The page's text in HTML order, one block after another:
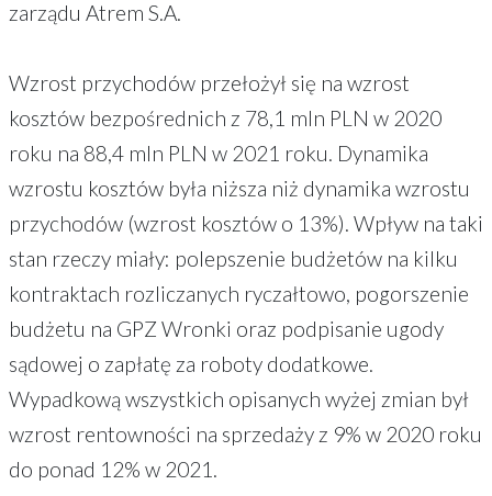
zarządu Atrem S.A.
Wzrost przychodów przełożył się na wzrost
kosztów bezpośrednich z 78,1 mln PLN w 2020
roku na 88,4 mln PLN w 2021 roku. Dynamika
wzrostu kosztów była niższa niż dynamika wzrostu
przychodów (wzrost kosztów o 13%). Wpływ na taki
stan rzeczy miały: polepszenie budżetów na kilku
kontraktach rozliczanych ryczałtowo, pogorszenie
budżetu na GPZ Wronki oraz podpisanie ugody
sądowej o zapłatę za roboty dodatkowe.
Wypadkową wszystkich opisanych wyżej zmian był
wzrost rentowności na sprzedaży z 9% w 2020 roku
do ponad 12% w 2021.